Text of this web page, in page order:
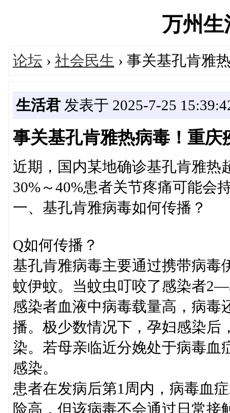
万州生
论坛 › 社会民生 › 事关基孔肯雅
生活君发表于 2025-7-25
事关基孔肯雅热病毒！重
近期，国内某地确诊基孔肯雅热
30%～40%患者关节疼痛可能会
一、基孔肯雅病毒如何传播？
Q如何传播？
基孔肯雅病毒主要通过携带病毒
蚊伊蚊。当蚊虫叮咬了感染者
感染者血液中病毒载量高，病毒
播。极少数情况下，孕妇感染后
染。若母亲临近分娩处于病毒血
感染。
患者在发病后第1周内，病毒血
险高，但该病毒不会通过日常接